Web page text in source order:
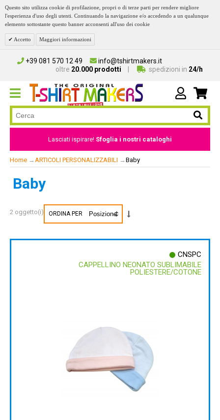
Questo sito utilizza cookie di profilazione, propri o di terze parti per rendere migliore
l'esperienza d'uso degli utenti. Continuando la navigazione e/o accedendo a un qualunque
elemento sottostante questo banner acconsenti all'uso dei cookie
Accetto Maggiori informazioni
+39 081 570 12 49
info@tshirtmakers.it
oltre 20.000 prodotti spedizioni in 24/h
Lasciati ispirare! Sfoglia i nostri cataloghi
Home → ARTICOLI PERSONALIZZABILI → Baby
Baby
2 oggetto(i) ORDINA PER
CNSPC
CAPPELLINO NEONATO SUBLIMABILE
POLIESTERE/COTONE